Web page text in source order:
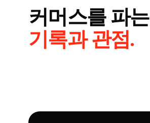
커머스를 파는
기록과 관점.